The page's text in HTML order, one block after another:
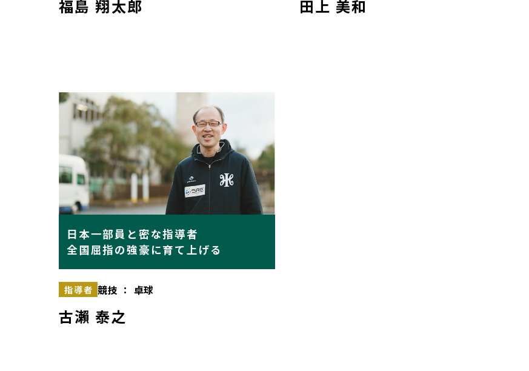
福島 翔太郎 田上 美和
日本一部員と密な指導者
全国屈指の強豪に育て上げる
指導者 競技 ： 卓球
古瀨 泰之